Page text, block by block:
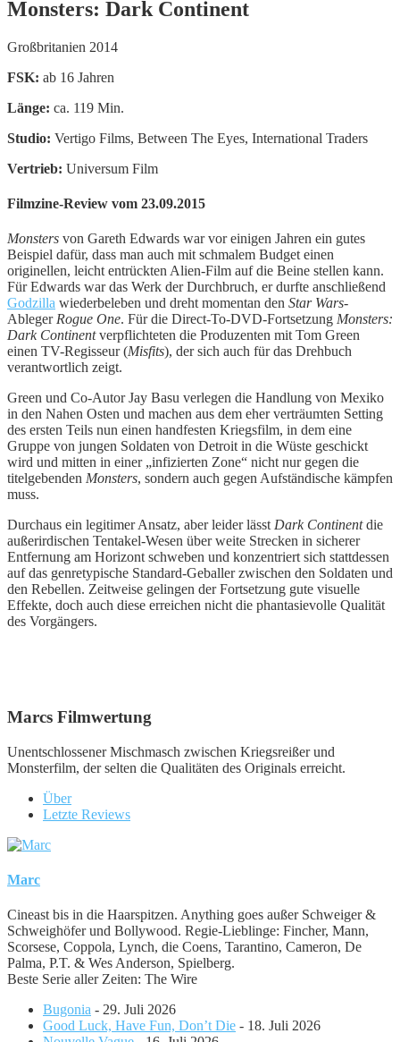
Monsters: Dark Continent
Großbritanien 2014
FSK: ab 16 Jahren
Länge: ca. 119 Min.
Studio: Vertigo Films, Between The Eyes, International Traders
Vertrieb: Universum Film
Filmzine-Review vom 23.09.2015
Monsters von Gareth Edwards war vor einigen Jahren ein gutes
Beispiel dafür, dass man auch mit schmalem Budget einen
originellen, leicht entrückten Alien-Film auf die Beine stellen kann.
Für Edwards war das Werk der Durchbruch, er durfte anschließend
Godzilla wiederbeleben und dreht momentan den Star Wars-
Ableger Rogue One. Für die Direct-To-DVD-Fortsetzung Monsters:
Dark Continentverpflichteten die Produzenten mit Tom Green
einen TV-Regisseur (Misfits), der sich auch für das Drehbuch
verantwortlich zeigt.
Green und Co-Autor Jay Basu verlegen die Handlung von Mexiko
in den Nahen Osten und machen aus dem eher verträumten Setting
des ersten Teils nun einen handfesten Kriegsfilm, in dem eine
Gruppe von jungen Soldaten von Detroit in die Wüste geschickt
wird und mitten in einer „infizierten Zone“ nicht nur gegen die
titelgebenden Monsters, sondern auch gegen Aufständische kämpfen
muss.
Durchaus ein legitimer Ansatz, aber leider lässt Dark Continentdie
außerirdischen Tentakel-Wesen über weite Strecken in sicherer
Entfernung am Horizont schweben und konzentriert sich stattdessen
auf das genretypische Standard-Geballer zwischen den Soldaten und
den Rebellen. Zeitweise gelingen der Fortsetzung gute visuelle
Effekte, doch auch diese erreichen nicht die phantasievolle Qualität
des Vorgängers.
Marcs Filmwertung
Unentschlossener Mischmasch zwischen Kriegsreißer und
Monsterfilm, der selten die Qualitäten des Originals erreicht.
Über
Letzte Reviews
Marc
Cineast bis in die Haarspitzen. Anything goes außer Schweiger &
Schweighöfer und Bollywood. Regie-Lieblinge: Fincher, Mann,
Scorsese, Coppola, Lynch, die Coens, Tarantino, Cameron, De
Palma, P.T. & Wes Anderson, Spielberg.
Beste Serie aller Zeiten: The Wire
Bugonia - 29. Juli 2026
Good Luck, Have Fun, Don’t Die - 18. Juli 2026